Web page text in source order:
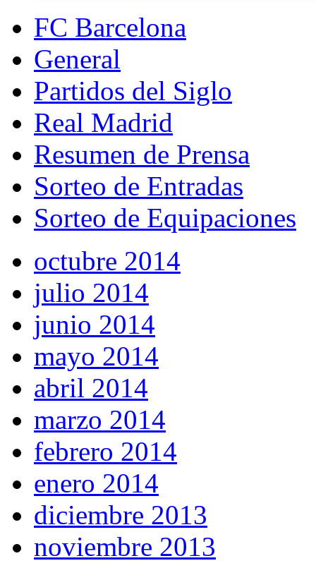
FC Barcelona
General
Partidos del Siglo
Real Madrid
Resumen de Prensa
Sorteo de Entradas
Sorteo de Equipaciones
octubre 2014
julio 2014
junio 2014
mayo 2014
abril 2014
marzo 2014
febrero 2014
enero 2014
diciembre 2013
noviembre 2013